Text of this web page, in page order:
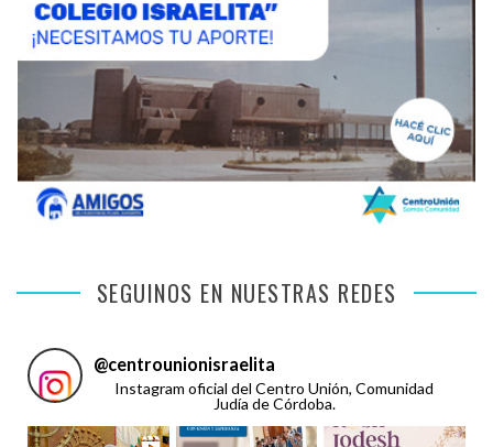
SEGUINOS EN NUESTRAS REDES
@centrounionisraelita
Instagram oficial del Centro Unión, Comunidad
Judía de Córdoba.